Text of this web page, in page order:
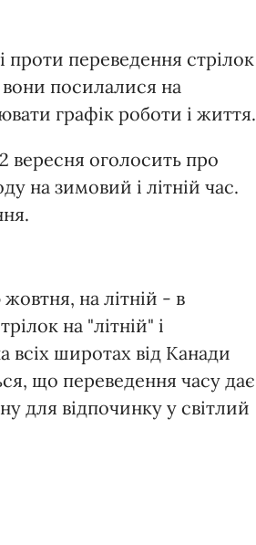
проти переведення стрілок
посилалися на
графік роботи і життя.
вересня оголосить про
на зимовий і літній час.
на літній - в
на "літній" і
всіх широтах від Канади
що переведення часу дає
для відпочинку у світлий